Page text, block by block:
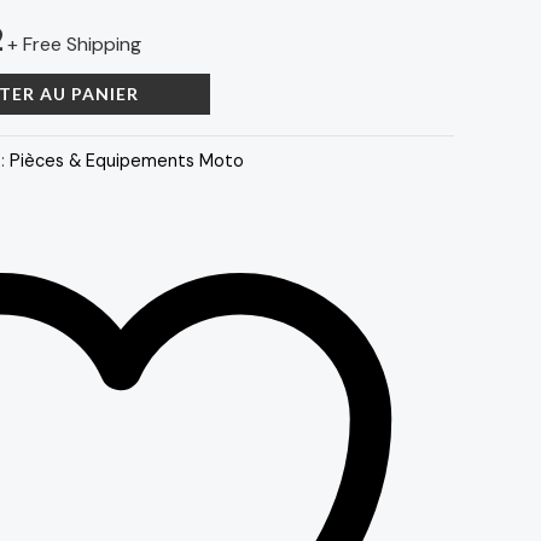
389 د.م..
est :
292 د.م..
+ Free Shipping
AU PANIER
Pièces & Equipements Moto